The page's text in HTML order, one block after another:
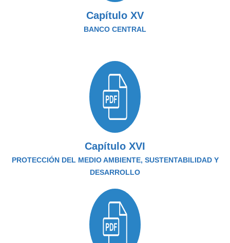
Capítulo XV
BANCO CENTRAL
Capítulo XVI
PROTECCIÓN DEL MEDIO AMBIENTE, SUSTENTABILIDAD Y
DESARROLLO